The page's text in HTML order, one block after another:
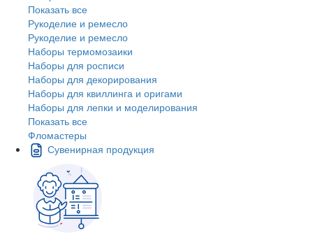
Показать все
Рукоделие и ремесло
Рукоделие и ремесло
Наборы термомозаики
Наборы для росписи
Наборы для декорирования
Наборы для квиллинга и оригами
Наборы для лепки и моделирования
Показать все
Фломастеры
Сувенирная продукция